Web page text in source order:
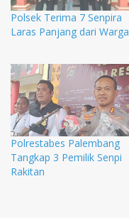
Polsek Terima 7 Senpira
Laras Panjang dari Warga
Polrestabes Palembang
Tangkap 3 Pemilik Senpi
Rakitan